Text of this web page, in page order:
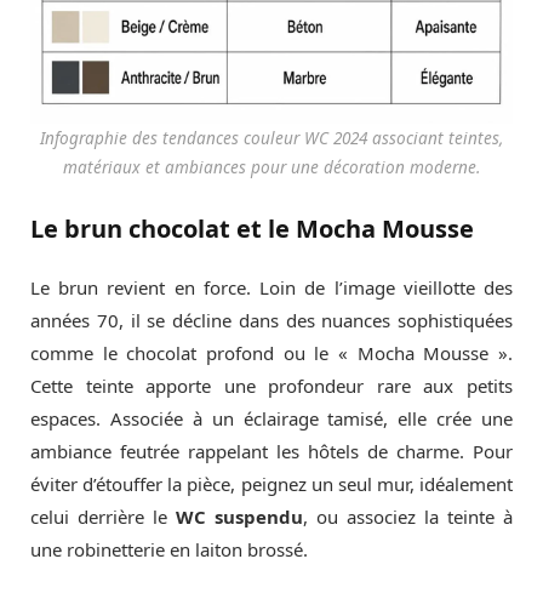
Infographie des tendances couleur WC 2024 associant teintes,
matériaux et ambiances pour une décoration moderne.
Le brun chocolat et le Mocha Mousse
Le brun revient en force. Loin de l’image vieillotte des
années 70, il se décline dans des nuances sophistiquées
comme le chocolat profond ou le « Mocha Mousse ».
Cette teinte apporte une profondeur rare aux petits
espaces. Associée à un éclairage tamisé, elle crée une
ambiance feutrée rappelant les hôtels de charme. Pour
éviter d’étouffer la pièce, peignez un seul mur, idéalement
celui derrière le WC suspendu, ou associez la teinte à
une robinetterie en laiton brossé.